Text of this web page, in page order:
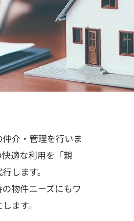
介・管理を行いま
適な利用を「親
します。
物件ニーズにもワ
ます。